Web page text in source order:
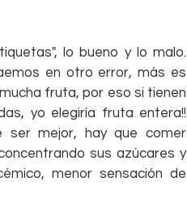
lo bueno y lo malo.
en otro error, más es
fruta, por eso si tienen
yo elegiría fruta entera!!
ser mejor, hay que comer
sus azúcares y
menor sensación de